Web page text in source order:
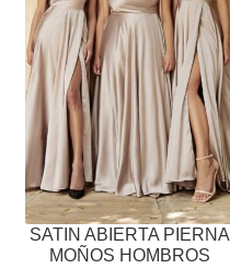
SATIN ABIERTA PIERNA
MOÑOS HOMBROS
LAS
OPCIONES
SE
PUEDEN
ELEGIR
EN
LA
PÁGINA
DE